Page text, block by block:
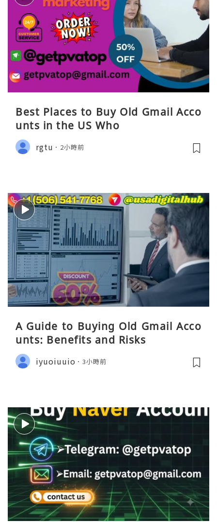
Best Places to Buy Old Gmail Acco
unts in the US Who
rgtu 2小時前
A Guide to Buying Old Gmail Acco
unts: Benefits and Risks
iyuoiuuio 3小時前